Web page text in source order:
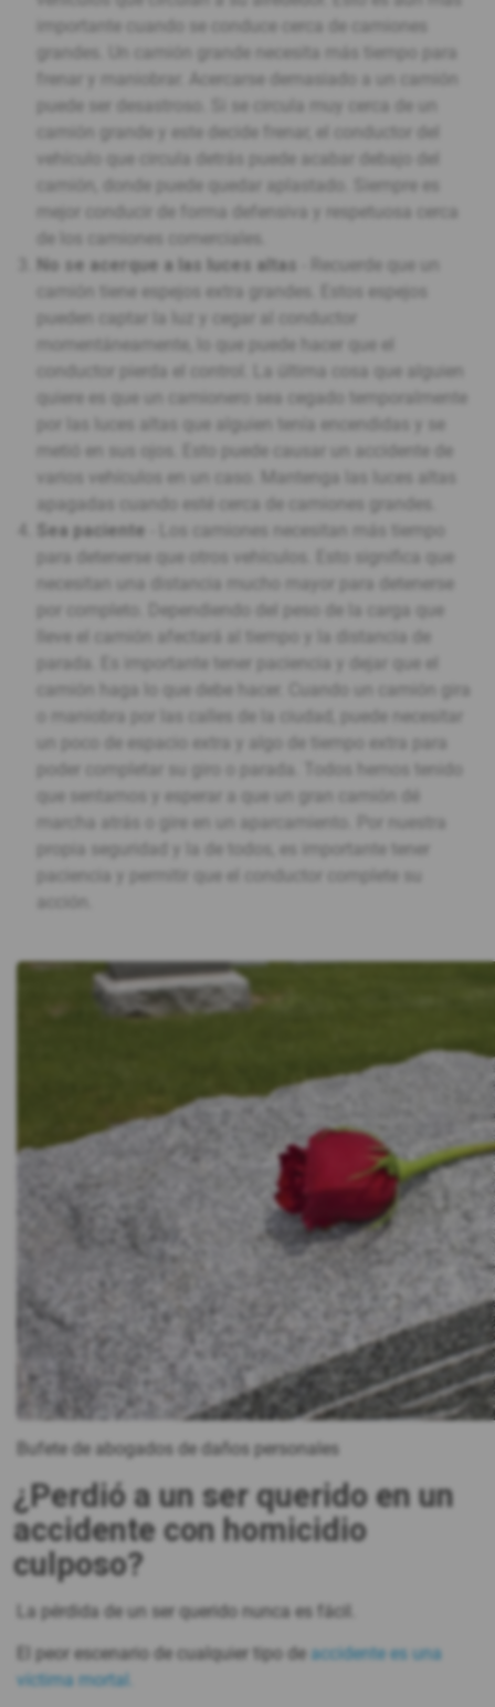
importante cuando se conduce cerca de camiones
grandes. Un camión grande necesita más tiempo para
frenar y maniobrar. Acercarse demasiado a un camión
puede ser desastroso. Si se circula muy cerca de un
camión grande y este decide frenar, el conductor del
vehículo que circula detrás puede acabar debajo del
camión, donde puede quedar aplastado. Siempre es
mejor conducir de forma defensiva y respetuosa cerca
de los camiones comerciales.
No se acerque a las luces altas
- Recuerde que un
camión tiene espejos extra grandes. Estos espejos
pueden captar la luz y cegar al conductor
momentáneamente, lo que puede hacer que el
conductor pierda el control. La última cosa que alguien
quiere es que un camionero sea cegado temporalmente
por las luces altas que alguien tenía encendidas y se
metió en sus ojos. Esto puede causar un accidente de
varios vehículos en un caso. Mantenga las luces altas
apagadas cuando esté cerca de camiones grandes.
Sea paciente
- Los camiones necesitan más tiempo
para detenerse que otros vehículos. Esto significa que
necesitan una distancia mucho mayor para detenerse
por completo. Dependiendo del peso de la carga que
lleve el camión afectará al tiempo y la distancia de
parada. Es importante tener paciencia y dejar que el
camión haga lo que debe hacer. Cuando un camión gira
o maniobra por las calles de la ciudad, puede necesitar
un poco de espacio extra y algo de tiempo extra para
poder completar su giro o parada. Todos hemos tenido
que sentarnos y esperar a que un gran camión dé
marcha atrás o gire en un aparcamiento. Por nuestra
propia seguridad y la de todos, es importante tener
paciencia y permitir que el conductor complete su
acción.
Bufete de abogados de daños personales
¿Perdió a un ser querido en un
accidente con homicidio
culposo?
La pérdida de un ser querido nunca es fácil.
El peor escenario de cualquier tipo de accidente es una
víctima mortal.